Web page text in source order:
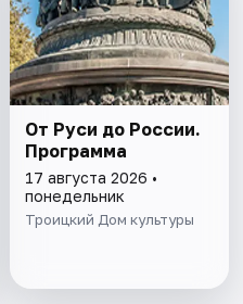
От Руси до России.
Программа
17 августа 2026 •
понедельник
Троицкий Дом культуры